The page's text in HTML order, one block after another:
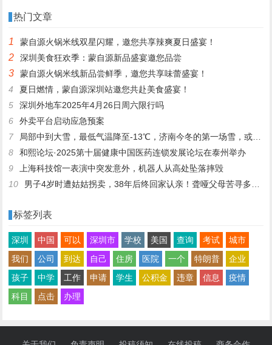
热门文章
1 蒙自源火锅米线双星闪耀，邀您共享辣爽夏日盛宴！
2 深圳美食狂欢季：蒙自源新品盛宴邀您品尝
3
蒙自源火锅米线新品尝鲜季，邀您共享味蕾盛宴！
4
夏日燃情，蒙自源深圳站邀您共赴美食盛宴！
5
深圳外地车2025年4月26日周六限行吗
6
外卖平台启动应急预案
7
局部中到大雪，最低气温降至-13℃，济南今冬的第一场雪，或跟去年同一时间！
8
和熙论坛·2025第十届健康中国医药连锁发展论坛在泰州举办
9
上海科技馆一表演中突发意外，机器人从高处坠落摔毁
10
男子4岁时遭姑姑拐卖，38年后终回家认亲！聋哑父母苦寻多年，母亲已抱憾离世丨红星寻人
标签列表
深圳 中国 可以 深圳市 学校 美国 查询 考试
城市
我们
公司 到达 自己 住房 医院 一个 特朗普
企业
孩子
中学 工作 申请 学生 公积金 违章 信息
疫情
科目
点击 办理